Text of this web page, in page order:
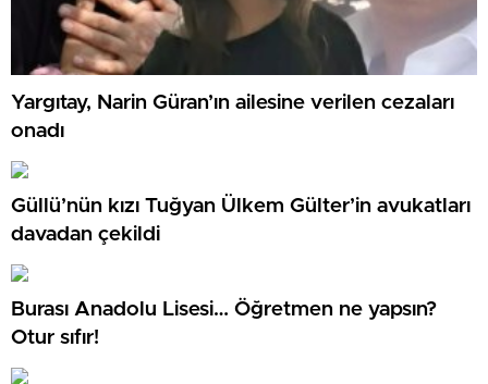
Yargıtay, Narin Güran’ın ailesine verilen cezaları
onadı
Güllü’nün kızı Tuğyan Ülkem Gülter’in avukatları
davadan çekildi
Burası Anadolu Lisesi… Öğretmen ne yapsın?
Otur sıfır!